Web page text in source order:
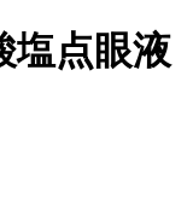
塩点眼液